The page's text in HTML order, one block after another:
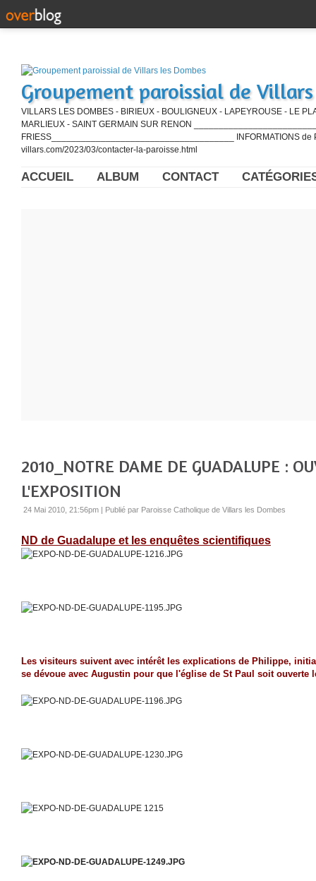
Groupement paroissial de
VILLARS LES DOMBES - BIRIEUX - BOULIGNEUX - LAPEYROUSE - LE
MARLIEUX - SAINT GERMAIN SUR RENON
FRIESS_____________________________________ INFORMATIONS de
villars.com/2023/03/contacter-la-paroisse.html
ACCUEIL ALBUM CONTACT
2010_NOTRE DAME DE GUADALUPE :
L'EXPOSITION
24 Mai 2010, 21:56pm | Publié par Paroisse Catholique de Villars les Dombes
ND de Guadalupe et les enquêtes scientifiques
Les visiteurs suivent avec intérêt les explications de Philippe,
se dévoue avec Augustin pour que l'église de St Paul soit ouverte